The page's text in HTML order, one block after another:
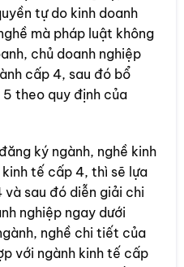
tự do kinh doanh
mà pháp luật không
chủ doanh nghiệp
cấp 4, sau đó bổ
5 theo quy định của
ký ngành, nghề kinh
tế cấp 4, thì sẽ lựa
sau đó diễn giải chi
nghiệp ngay dưới
nghề chi tiết của
với ngành kinh tế cấp